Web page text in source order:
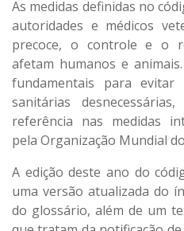
As medidas definidas no
autoridades e médicos
precoce, o controle e o
afetam humanos e
fundamentais para
sanitárias
referência nas medidas
pela Organização Mundial
A edição deste ano do
uma versão atualizada do
do glossário, além de um